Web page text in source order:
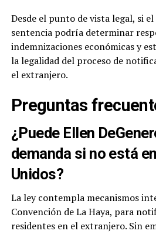
Desde el punto de vista legal, si
sentencia podría determinar
indemnizaciones económicas y
la legalidad del proceso de
el extranjero.
Preguntas
¿Puede Ellen
demanda si no está
Unidos?
La ley contempla mecanismos
Convención de La Haya, para
residentes en el extranjero. Sin